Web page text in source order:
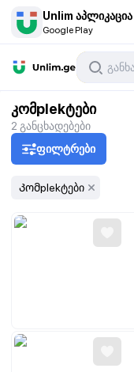
Unlim აპლიკაცია
Google Play
კომplekტები
2 განცხადებები
ფილტრები
Კომplekტები